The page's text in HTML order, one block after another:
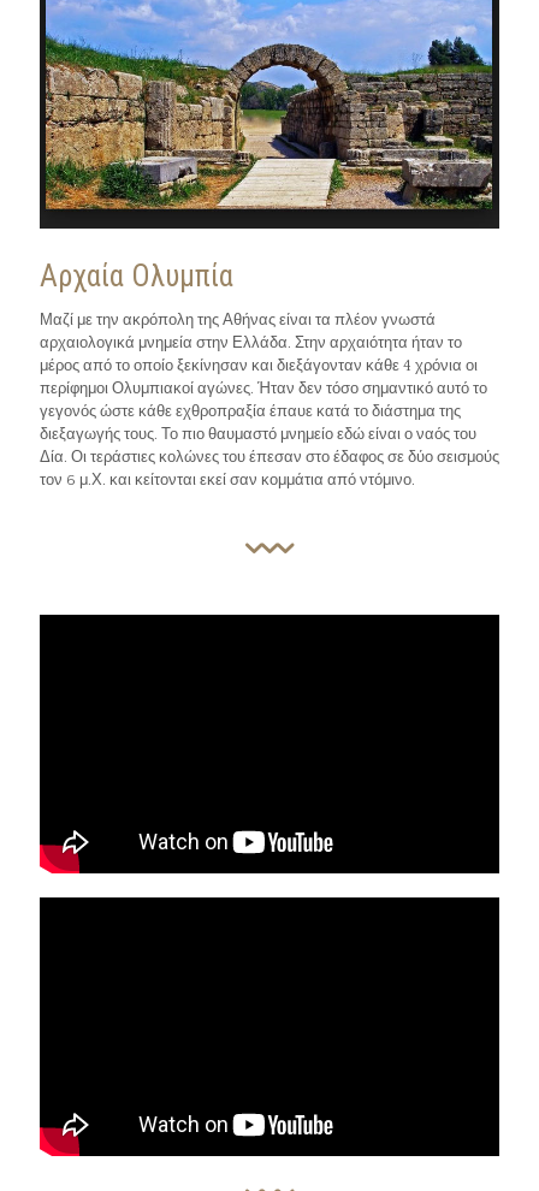
Αρχαία Ολυμπία
Μαζί με την ακρόπολη της Αθήνας είναι τα πλέον γνωστά
αρχαιολογικά μνημεία στην Ελλάδα. Στην αρχαιότητα ήταν το
μέρος από το οποίο ξεκίνησαν και διεξάγονταν κάθε 4 χρόνια οι
περίφημοι Ολυμπιακοί αγώνες. Ήταν δεν τόσο σημαντικό αυτό το
γεγονός ώστε κάθε εχθροπραξία έπαυε κατά το διάστημα της
διεξαγωγής τους. Το πιο θαυμαστό μνημείο εδώ είναι ο ναός του
Δία. Οι τεράστιες κολώνες του έπεσαν στο έδαφος σε δύο σεισμούς
τον 6 μ.Χ. και κείτονται εκεί σαν κομμάτια από ντόμινο.